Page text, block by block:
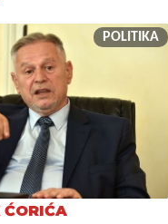
POLITIKA